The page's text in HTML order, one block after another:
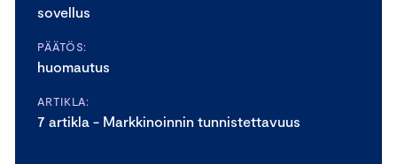
sovellus
PÄÄTÖS:
huomautus
ARTIKLA:
7 artikla - Markkinoinnin tunnistettavuus